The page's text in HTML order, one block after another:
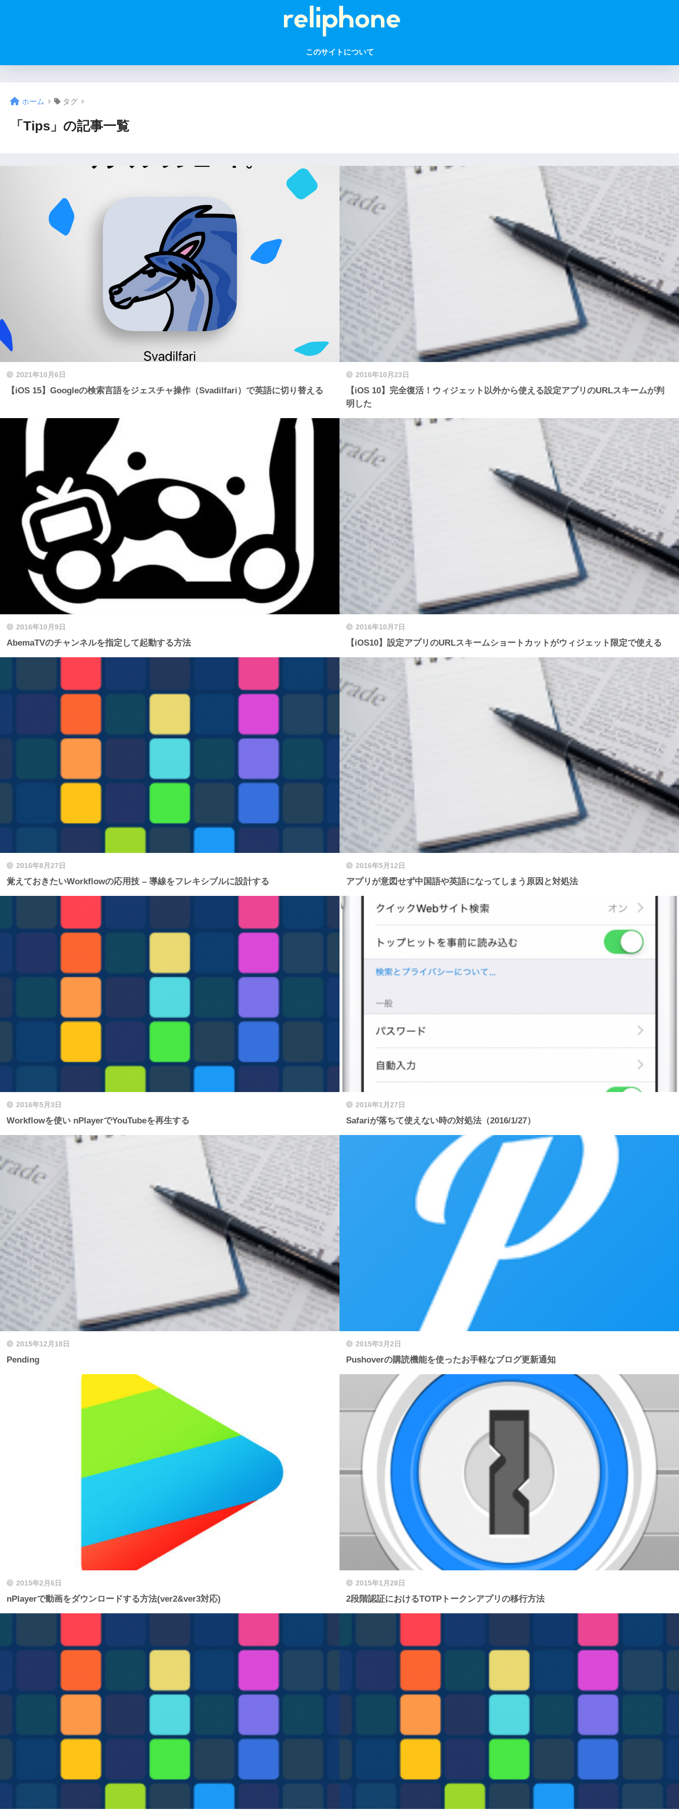
このサイトについて
ホーム タグ
「Tips」の記事一覧
2021年10月6日
【iOS 15】Googleの検索言語をジェスチャ操作（Svadilfari）で英語に切り替える
2016年10月23日
【iOS 10】完全復活！ウィジェット以外から使える設定アプリのURLスキームが判
明した
2016年10月9日
AbemaTVのチャンネルを指定して起動する方法
2016年10月7日
【iOS10】設定アプリのURLスキームショートカットがウィジェット限定で使える
2016年8月27日
覚えておきたいWorkflowの応用技 – 導線をフレキシブルに設計する
2016年5月12日
アプリが意図せず中国語や英語になってしまう原因と対処法
2016年5月3日
Workflowを使い nPlayerでYouTubeを再生する
2016年1月27日
Safariが落ちて使えない時の対処法（2016/1/27）
2015年12月18日
Pending
2015年3月2日
Pushoverの購読機能を使ったお手軽なブログ更新通知
2015年2月6日
nPlayerで動画をダウンロードする方法(ver2&ver3対応)
2015年1月28日
2段階認証におけるTOTPトークンアプリの移行方法